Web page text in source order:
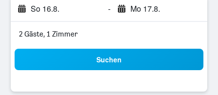
So 16.8. - Mo 17.8.
2 Gäste, 1 Zimmer
Suchen